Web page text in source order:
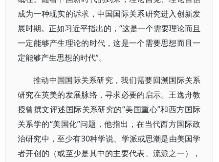
成为一种现实的诉求，中国国际关系研究进入创新发
展时期。正如习近平指出的，“这是一个需要理论而且
一定能够产生理论的时代，这是一个需要思想而且一
定能够产生思想的时代”。
推动中国国际关系研究，我们需要回溯国际关系
研究在英美的发展脉络，寻求必要的启示。王逸舟教
授曾撰文评述国际关系研究的“美国重心”和西方国际
关系学的“美国化”问题，他指出，在当代西方国际政
治研究中，至少有30种学说、学派或思潮是由美国学
者开创的（或至少是其中的主要代表、流派之一），